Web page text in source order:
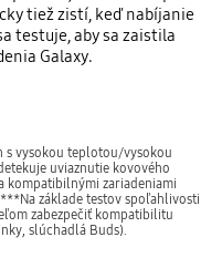
tiež zistí, keď nabíjanie
testuje, aby sa zaistila
Galaxy.
s vysokou teplotou/vysokou
uviaznutie kovového
kompatibilnými zariadeniami
základe testov spoľahlivosti
zabezpečiť kompatibilitu
slúchadlá Buds).